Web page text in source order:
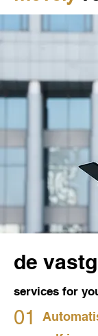
de
services for
01